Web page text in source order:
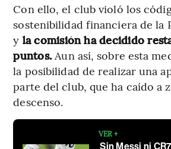
Con ello, el club violó los
sostenibilidad financiera de la
y la comisión ha decidido
puntos. Aun así, sobre esta
la posibilidad de realizar una
parte del club, que ha caído a
descenso.
VER +
Sin Messi ni